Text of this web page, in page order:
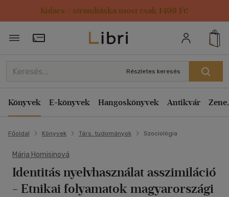
Kulacs / strandtáska most csak 1499 Ft!
Törzsvásárlói Kártya adatai
Részletes keresés
Könyvek E-könyvek Hangoskönyvek Antikvár
Főoldal Könyvek Társ. tudományok Szociológia
Mária Homisinová
Identitás nyelvhasználat asszimiláció
- Etnikai folyamatok magyarországi